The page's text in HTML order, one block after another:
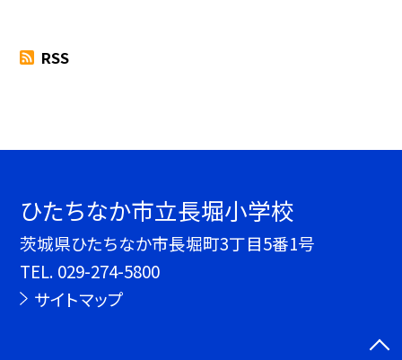
RSS
ひたちなか市立長堀小学校
茨城県ひたちなか市長堀町3丁目5番1号
TEL. 029-274-5800
サイトマップ